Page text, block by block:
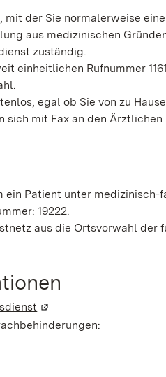
mit der Sie normalerweise
aus medizinischen
zuständig.
einheitlichen Rufnummer
egal ob Sie von zu
sich mit Fax an den
ein Patient unter
19222.
aus die Ortsvorwahl
(Wird in einem neuen
neuen Fenster geöffnet)
neuen Fenster geöffnet)